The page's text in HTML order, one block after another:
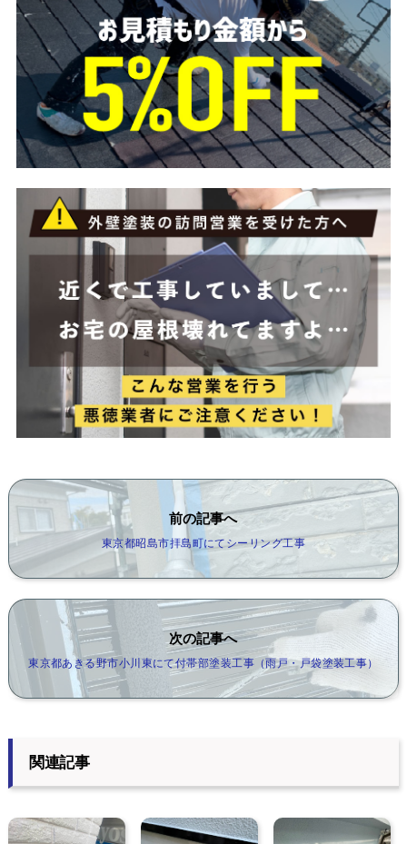
前の記事へ
東京都昭島市拝島町にてシーリング工事
次の記事へ
東京都あきる野市小川東にて付帯部塗装工事（雨戸・戸袋塗装工事）
関連記事